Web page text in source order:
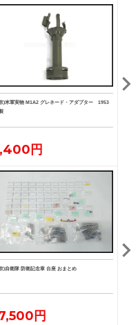
)米軍実物 M1A2 グレネード・アダプター 1953
円
)自衛隊 防衛記念章 台座 おまとめ
円